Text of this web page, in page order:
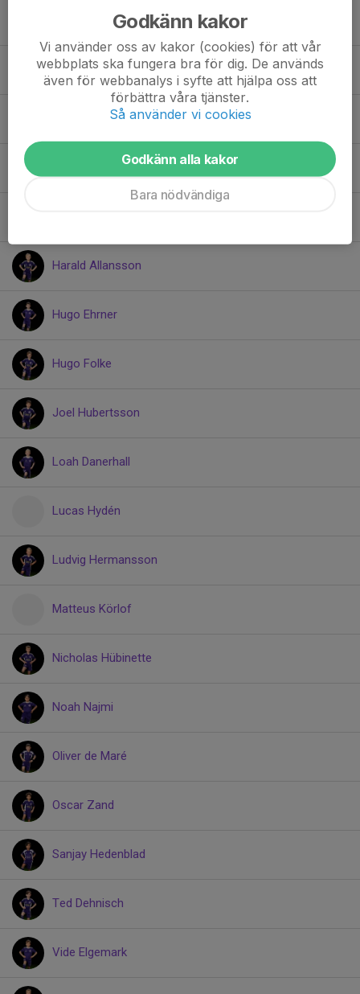
Charlie Helgesson
Didrik Lodin Krantz
Francis Tham
Harald Allansson
Hugo Ehrner
Hugo Folke
Joel Hubertsson
Loah Danerhall
Lucas Hydén
Ludvig Hermansson
Matteus Körlof
Nicholas Hübinette
Noah Najmi
Oliver de Maré
Oscar Zand
Sanjay Hedenblad
Ted Dehnisch
Vide Elgemark
Godkänn kakor
Vi använder oss av kakor (cookies) för att vår
webbplats ska fungera bra för dig. De används
även för webbanalys i syfte att hjälpa oss att
förbättra våra tjänster.
Så använder vi cookies
Godkänn alla kakor
Bara nödvändiga